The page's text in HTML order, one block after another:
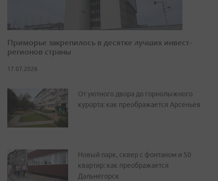
Приморье закрепилось в десятке лучших инвест-
регионов страны
17.07.2026
От уютного двора до горнолыжного
курорта: как преображается Арсеньев
Новый парк, сквер с фонтаном и 50
квартир: как преображается
Дальнегорск